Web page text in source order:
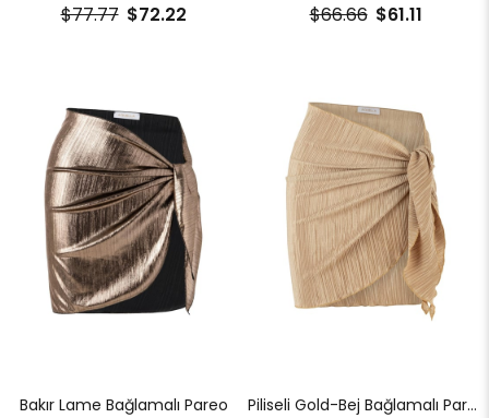
$72.22
$77.77 $61.11
$66.66
Bakır Lame Bağlamalı Pareo Piliseli Gold-Bej Bağlamalı Pareo